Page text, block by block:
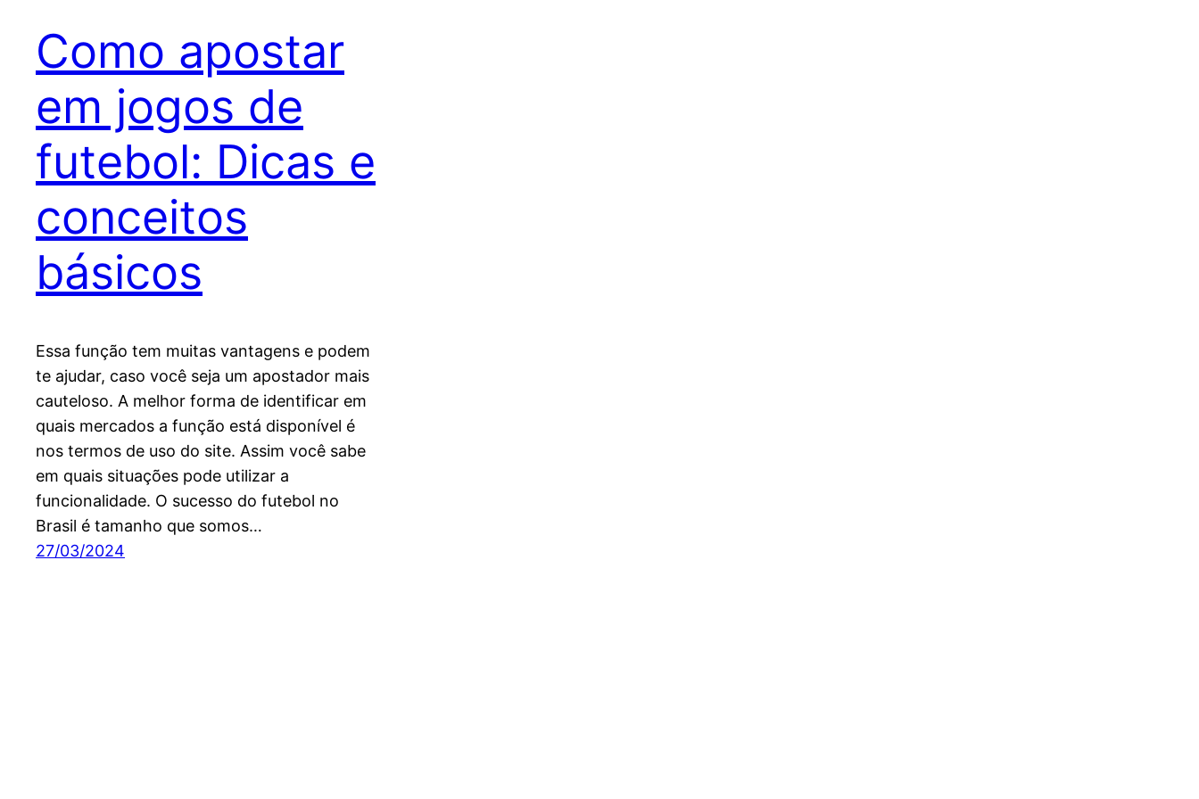
Como apostar
em jogos de
futebol: Dicas e
conceitos
básicos
Essa função tem muitas vantagens e podem
te ajudar, caso você seja um apostador mais
cauteloso. A melhor forma de identificar em
quais mercados a função está disponível é
nos termos de uso do site. Assim você sabe
em quais situações pode utilizar a
funcionalidade. O sucesso do futebol no
Brasil é tamanho que somos…
27/03/2024